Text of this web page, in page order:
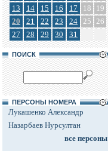
13
14 15 16 17 18
19
20
21 22 23 24 25 26
27
28 29 30 31
ПОИСК
ПЕРСОНЫ НОМЕРА
Лукашенко Александр
Назарбаев Нурсултан
все персоны